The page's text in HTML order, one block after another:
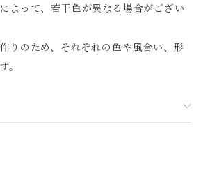
特定商取引法に基づく表記
よって、若干色が異なる場合がござい
りのため、それぞれの色や風合い、形
。